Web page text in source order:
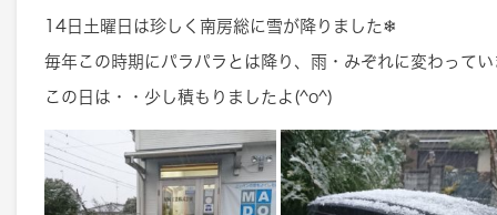
14日土曜日は珍しく南房総に雪が降りました❄
毎年この時期にパラパラとは降り、雨・みぞれに変わって
この日は・・少し積もりましたよ(^o^)